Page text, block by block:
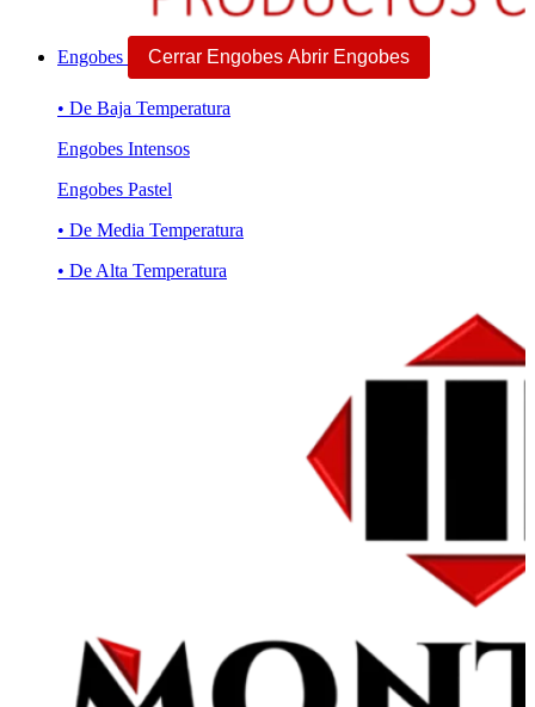
Engobes Cerrar Engobes Abrir Engobes
• De Baja Temperatura
Engobes Intensos
Engobes Pastel
• De Media Temperatura
• De Alta Temperatura